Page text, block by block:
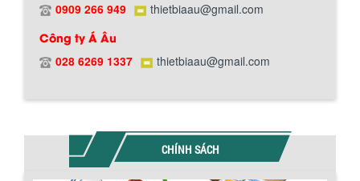
0909 266 949 thietbiaau@gmail.com
Công ty Á Âu
028 6269 1337 thietbiaau@gmail.com
CHÍNH SÁCH
BỒN CHỨA GIẢI NHIỆT SƠN, MỰC IN
làm giảm nhiệt độ của nguyên...
Máy trộn bột khô 500kg được thiết kế
thân bồn nằm ngang, với cánh trộn bột
xoay đảo thuận nghịch. Vật liệu...